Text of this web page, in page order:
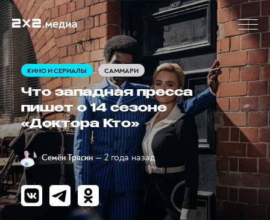
КИНО И СЕРИАЛЫ САММАРИ
Что западная пресса
пишет о 14 сезоне
«Доктора Кто»
Семён Трясин — 2 года назад